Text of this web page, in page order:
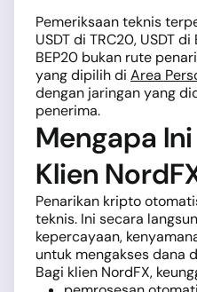
Pemeriksaan teknis
USDT di TRC20, USDT
BEP20 bukan rute
yang dipilih di Area
dengan jaringan yang
penerima.
Mengapa
Klien
Penarikan kripto
teknis. Ini secara
kepercayaan,
untuk mengakses dana
Bagi klien NordFX,